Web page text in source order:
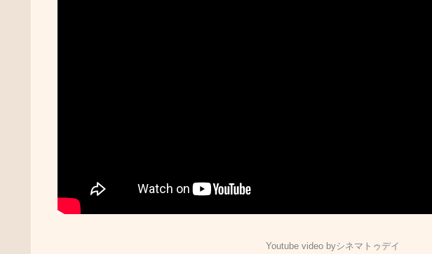
Youtube video byシネマトゥデイ